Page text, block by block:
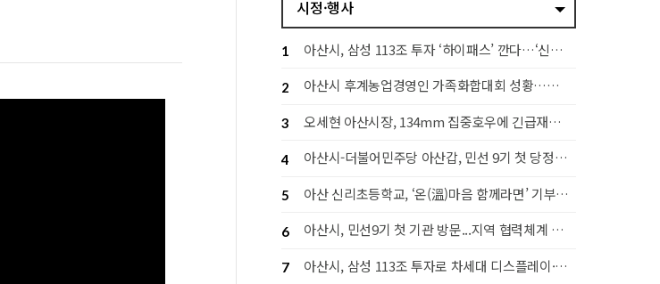
시정·행사
1 아산시, 삼성 113조 투자 ‘하이패스’ 깐다…‘신속 지원·전략 대응 추진단’ 가동
2 아산시 후계농업경영인 가족화합대회 성황…세대 잇는 농업 공동체 구축
3 오세현 아산시장, 134mm 집중호우에 긴급재난대책회의 소집
4 아산시-더불어민주당 아산갑, 민선 9기 첫 당정협의회…지역 발전 협력 다짐
5 아산 신리초등학교, ‘온(溫)마음 함께라면’ 기부행사로 라면 1,442개 후원
6 아산시, 민선9기 첫 기관 방문...지역 협력체계 강화 나서
7 아산시, 삼성 113조 투자로 차세대 디스플레이·고대역폭 메모리(HBM) 후공정 핵심도시 도약